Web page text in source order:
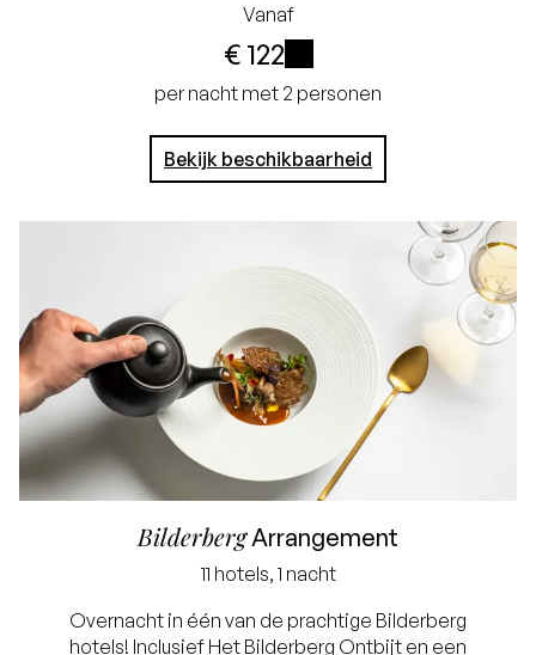
Vanaf
€ 122
i
nodig, u betaalt in het
hotel
per nacht met 2 personen
Bekijk beschikbaarheid
BilderbergArrangement
11 hotels, 1 nacht
Overnacht in één van de prachtige Bilderberg
hotels! Inclusief Het Bilderberg Ontbijt en een